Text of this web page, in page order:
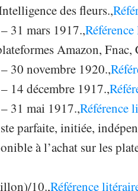
des fleurs.,
31 mars 1917.,
Amazon,
30 novembre 1920.,
14 décembre 1917.,
31 mai 1917.,Référence
parfaite, initiée,
à l’achat sur les
10.,Référence